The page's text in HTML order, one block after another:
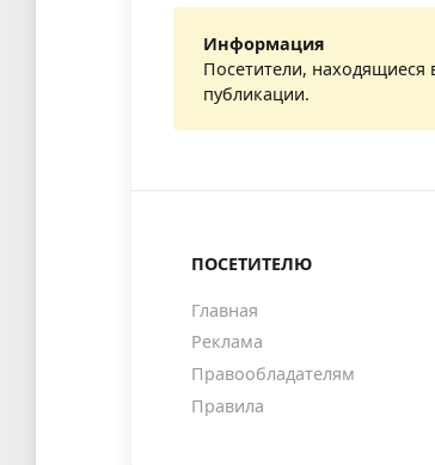
Информация
Посетители, находящиеся
публикации.
ПОСЕТИТЕЛЮ
Главная
Реклама
Правообладателям
Правила